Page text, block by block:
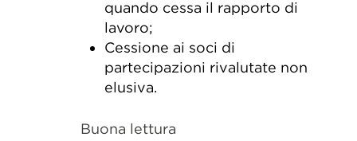
quando cessa il rapporto di
lavoro;
Cessione ai soci di
partecipazioni rivalutate non
elusiva.
Buona lettura